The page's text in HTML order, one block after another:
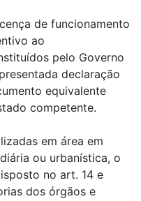
de funcionamento
ao
pelo Governo
declaração
equivalente
competente.
em área em
ou urbanística, o
no art. 14 e
dos órgãos e